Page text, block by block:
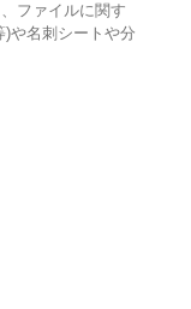
ファイルに関す
や名刺シートや分